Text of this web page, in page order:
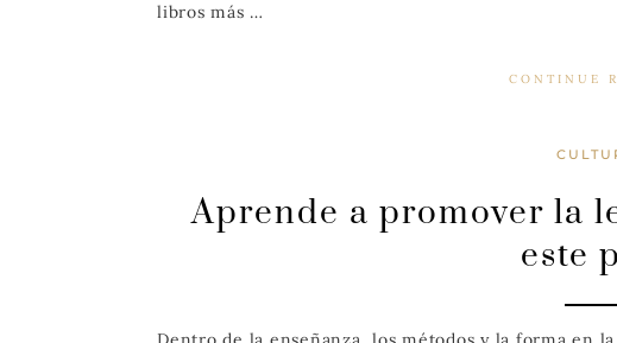
libros más …
CONTINUE
Aprende a promover la
este